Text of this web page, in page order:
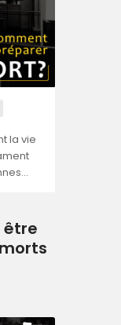
la vie
être